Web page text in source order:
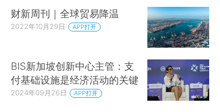
财新周刊｜全球贸易降温
2022年10月29日 APP打开
BIS新加坡创新中心主管：支
付基础设施是经济活动的关键
2024年09月26日 APP打开